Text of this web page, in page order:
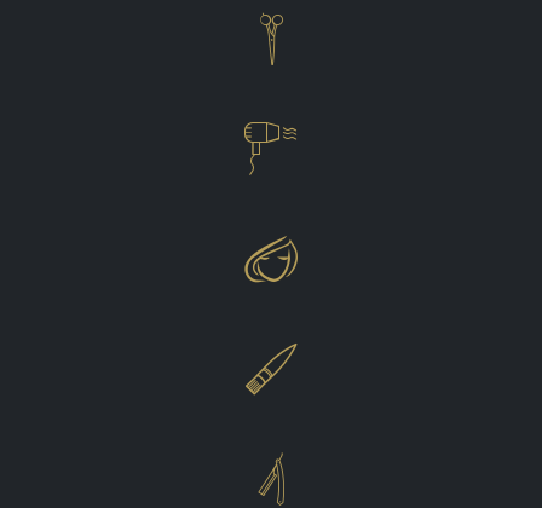




